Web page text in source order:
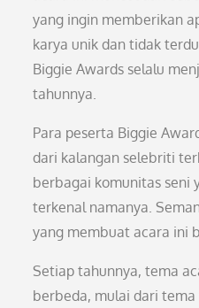
yang ingin memberikan
karya unik dan tidak
Biggie Awards selalu
tahunnya.
Para peserta Biggie
dari kalangan selebriti
berbagai komunitas seni
terkenal namanya.
yang membuat acara ini
Setiap tahunnya, tema
berbeda, mulai dari